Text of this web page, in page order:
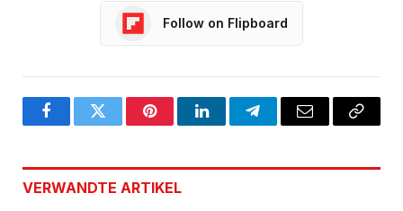
Follow on Flipboard
FacebookTwitter PinterestLinkedInTelegramEmail
Copy
VERWANDTE ARTIKEL